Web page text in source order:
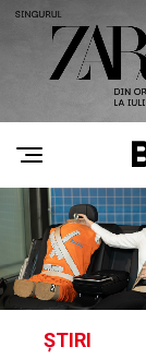
ȘTIRI